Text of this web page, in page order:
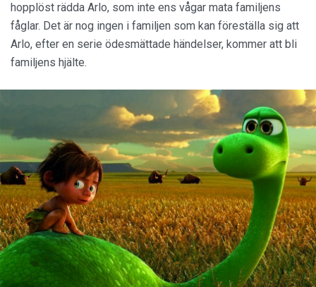
hopplöst rädda Arlo, som inte ens vågar mata familjens
fåglar. Det är nog ingen i familjen som kan föreställa sig att
Arlo, efter en serie ödesmättade händelser, kommer att bli
familjens hjälte.